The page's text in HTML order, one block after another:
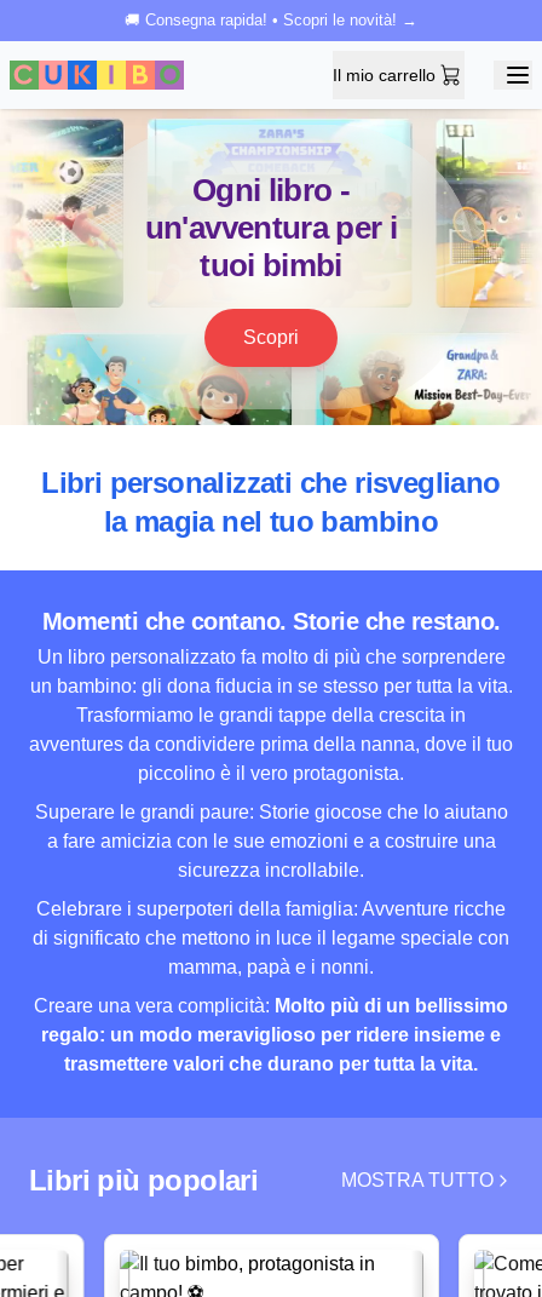
🚚 Consegna rapida! • Scopri le novità! →
Il mio carrello
Il mio carrello
Ogni libro -
un'avventura per i
tuoi bimbi
Scopri
Libri personalizzati che risvegliano
la magia nel tuo bambino
Momenti che contano. Storie che restano.
Un libro personalizzato fa molto di più che sorprendere
un bambino: gli dona fiducia in se stesso per tutta la vita.
Trasformiamo le grandi tappe della crescita in
avventures da condividere prima della nanna, dove il tuo
piccolino è il vero protagonista.
Superare le grandi paure: Storie giocose che lo aiutano
a fare amicizia con le sue emozioni e a costruire una
sicurezza incrollabile.
Celebrare i superpoteri della famiglia: Avventure ricche
di significato che mettono in luce il legame speciale con
mamma, papà e i nonni.
Creare una vera complicità: Molto più di un bellissimo
regalo: un modo meraviglioso per ridere insieme e
trasmettere valori che durano per tutta la vita.
Libri più popolari MOSTRA TUTTO